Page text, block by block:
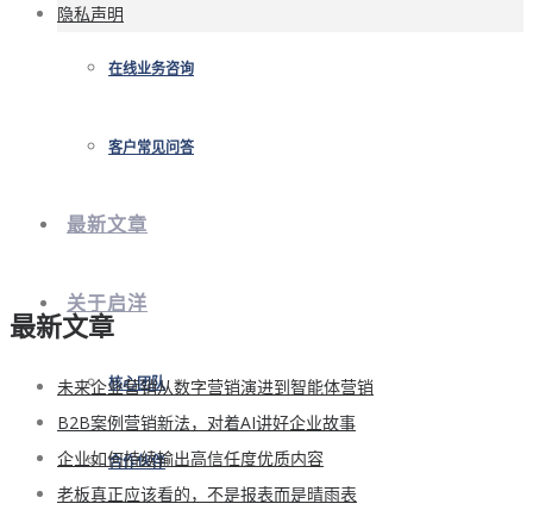
在线业务咨询
客户常见问答
最新文章
关于启洋
核心团队
合作伙伴
隐私声明
最新文章
未来企业营销从数字营销演进到智能体营销
B2B案例营销新法，对着AI讲好企业故事
企业如何持续输出高信任度优质内容
老板真正应该看的，不是报表而是晴雨表